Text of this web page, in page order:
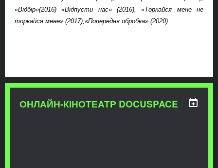
«Відбір»(2016) «Відпусти нас» (2016), «Торкайся мене не
торкайся мене» (2017),«Попередня обробка» (2020)
ОНЛАЙН-КІНОТЕАТР DOCUSPACE